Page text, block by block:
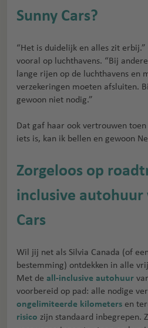
Sunny Cars?
“Het is duidelijk en alles zit
vooral op luchthavens. “Bij
lange rijen op de luchthavens en
verzekeringen moeten afsluiten.
gewoon niet nodig.”
Dat gaf haar ook vertrouwen toen
iets is, kan ik bellen en gewoon
Zorgeloos op
inclusive autohuur
Cars
Wil jij net als Silvia Canada (of
bestemming) ontdekken in alle
Met de all-inclusive autohuur
voorbereid op pad: alle nodige
ongelimiteerde kilometers en
risico zijn standaard inbegrepen.